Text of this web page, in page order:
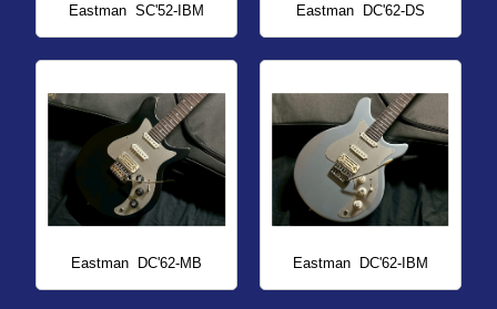
Eastman SC'52-IBM Eastman DC'62-DS
Eastman DC'62-MB Eastman DC'62-IBM